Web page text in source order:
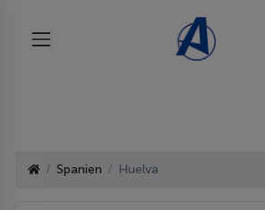
Spanien Huelva